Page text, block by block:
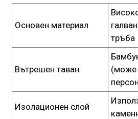
Основен материал
тръба
Вътрешен таван
(може
Изолационен слой